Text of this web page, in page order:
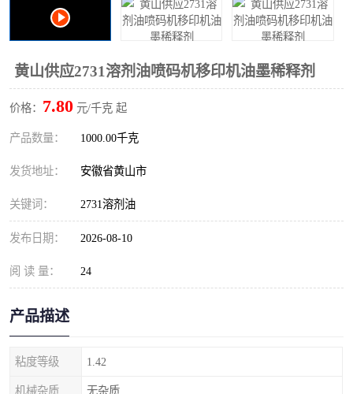
黄山供应2731溶剂油喷码机移印机油墨稀释剂
价格： 7.80 元/千克 起
产品数量： 1000.00千克
发货地址： 安徽省黄山市
关键词： 2731溶剂油
发布日期： 2026-08-10
阅 读 量： 24
产品描述
粘度等级 1.42
机械杂质 无杂质